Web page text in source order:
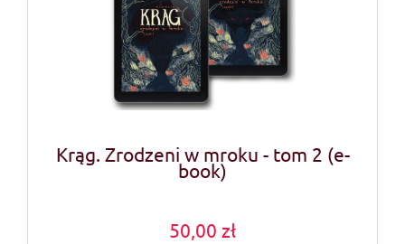
Krąg. Zrodzeni w mroku - tom 2 (e-
book)
50,00 zł